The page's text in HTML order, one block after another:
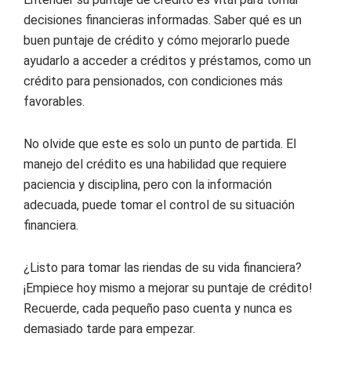
decisiones financieras informadas. Saber qué es un
buen puntaje de crédito y cómo mejorarlo puede
ayudarlo a acceder a créditos y préstamos, como un
crédito para pensionados, con condiciones más
favorables.
No olvide que este es solo un punto de partida. El
manejo del crédito es una habilidad que requiere
paciencia y disciplina, pero con la información
adecuada, puede tomar el control de su situación
financiera.
¿Listo para tomar las riendas de su vida financiera?
¡Empiece hoy mismo a mejorar su puntaje de crédito!
Recuerde, cada pequeño paso cuenta y nunca es
demasiado tarde para empezar.